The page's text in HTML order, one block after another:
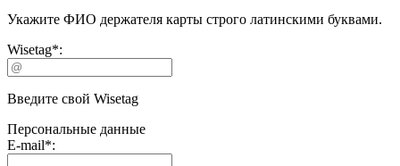
Укажите ФИО держателя карты строго латинскими буквами.
Wisetag*:
Введите свой Wisetag
Персональные данные
E-mail*: